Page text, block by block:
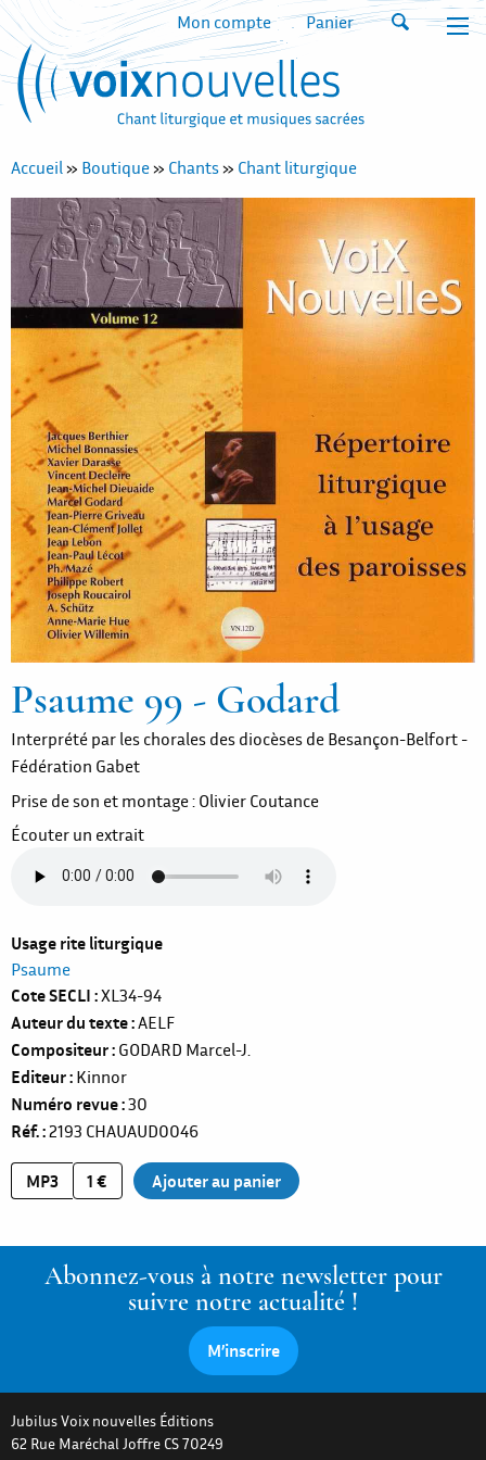
Mon compte Panier
Accueil» Boutique» Chants» Chant liturgique
Psaume 99 - Godard
Interprété par les chorales des diocèses de Besançon-Belfort -
Fédération Gabet
Prise de son et montage : Olivier Coutance
Écouter un extrait
Usage rite liturgique
Psaume
Cote SECLI XL34-94
Auteur du texte AELF
Compositeur GODARD Marcel-J.
Editeur Kinnor
Numéro revue 30
Réf. 2193 CHAUAUD0046
MP3 1 €
Abonnez-vous à notre newsletter pour
suivre notre actualité !
M’inscrire
Jubilus Voix nouvelles Éditions
62 Rue Maréchal Joffre CS 70249